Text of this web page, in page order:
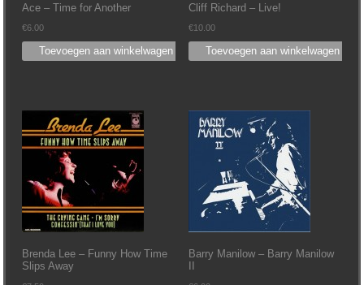
Ace – Time for Another
€6.00
Toevoegen aan winkelwagen
Cliff Richard – Live!
€10.00
Toevoegen aan winkelwagen
Brenda Lee – Funny How Time
Slips Away
Barry Manilow – Barry Manilow